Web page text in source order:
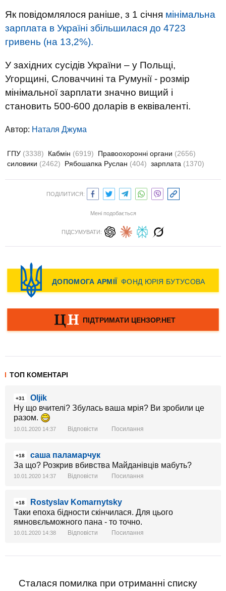
Як повідомлялося раніше, з 1 січня мінімальна
зарплата в Україні збільшилася до 4723
гривень (на 13,2%).
У західних сусідів України – у Польщі,
Угорщині, Словаччині та Румунії - розмір
мінімальної зарплати значно вищий і
становить 500-600 доларів в еквіваленті.
Автор: Наталя Джума
ГПУ (3338) Кабмін (6919) Правоохоронні органи (2656)
силовики (2462) Рябошапка Руслан (404) зарплата (1370)
ПОДІЛИТИСЯ:
Мені подобається
ПІДСУМУВАТИ:
ТОП КОМЕНТАРІ
+31
Oljik
Ну що вчителі? Збулась ваша мрія? Ви зробили це
разом.
10.01.2020 14:37 Відповісти Посилання
+18
саша паламарчук
За що? Розкрив вбивства Майданівців мабуть?
10.01.2020 14:37 Відповісти Посилання
+18
Rostyslav Komarnytsky
Таки епоха бідности скінчилася. Для цього
ямновєльможного пана - то точно.
10.01.2020 14:38 Відповісти Посилання
Сталася помилка при отриманні списку